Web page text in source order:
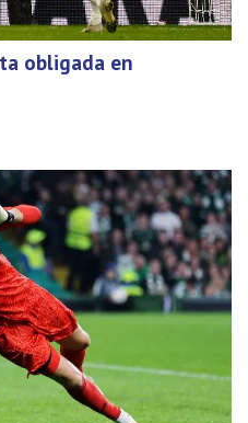
obligada en